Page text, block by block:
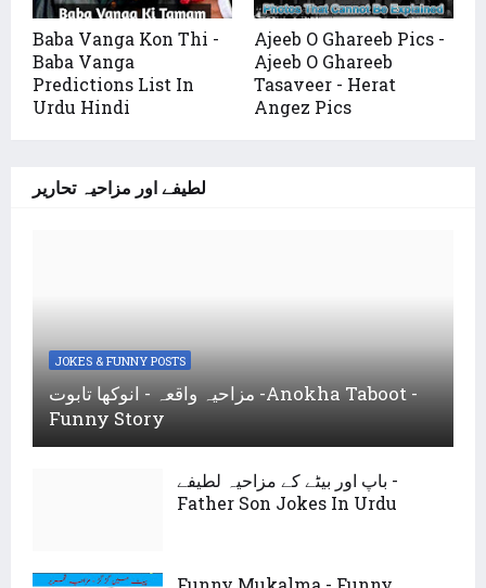
Baba Vanga Kon Thi -
Baba Vanga
Predictions List In
Urdu Hindi
Ajeeb O Ghareeb Pics -
Ajeeb O Ghareeb
Tasaveer - Herat
Angez Pics
لطیفے اور مزاحیہ تحاریر
JOKES & FUNNY POSTS
مزاحیہ واقعہ - انوکھا تابوت -Anokha Taboot -
Funny Story
باپ اور بیٹے کے مزاحیہ لطیفے -
Father Son Jokes In Urdu